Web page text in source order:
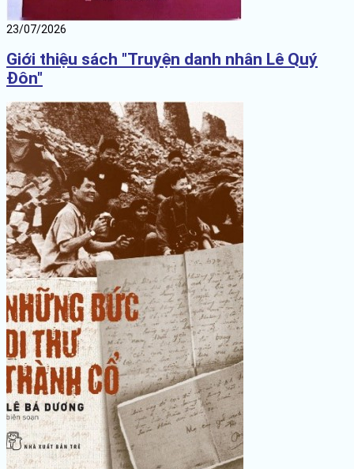
23/07/2026
Giới thiệu sách "Truyện danh nhân Lê Quý
Đôn"